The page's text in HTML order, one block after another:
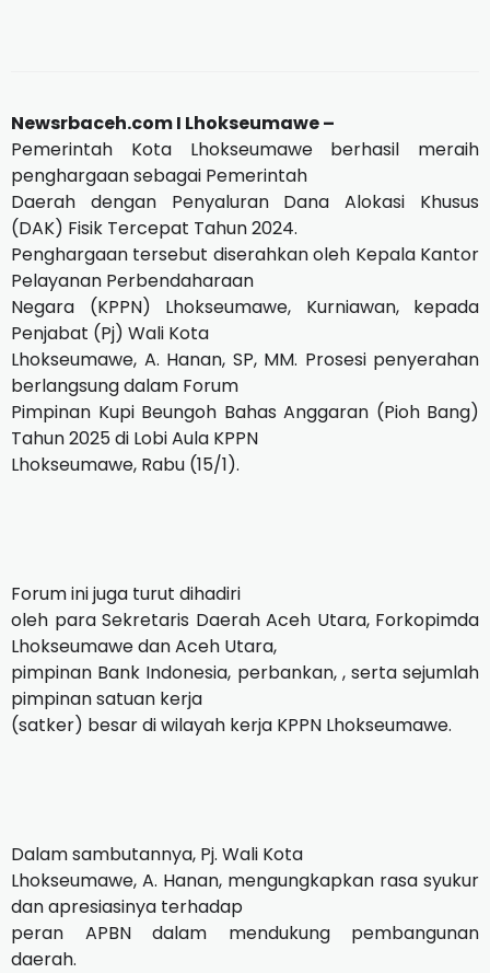
Newsrbaceh.com I Lhokseumawe –
Pemerintah Kota Lhokseumawe berhasil meraih
penghargaan sebagai Pemerintah
Daerah dengan Penyaluran Dana Alokasi Khusus
(DAK) Fisik Tercepat Tahun 2024.
Penghargaan tersebut diserahkan oleh Kepala Kantor
Pelayanan Perbendaharaan
Negara (KPPN) Lhokseumawe, Kurniawan, kepada
Penjabat (Pj) Wali Kota
Lhokseumawe, A. Hanan, SP, MM. Prosesi penyerahan
berlangsung dalam Forum
Pimpinan Kupi Beungoh Bahas Anggaran (Pioh Bang)
Tahun 2025 di Lobi Aula KPPN
Lhokseumawe, Rabu (15/1).
Forum ini juga turut dihadiri
oleh para Sekretaris Daerah Aceh Utara, Forkopimda
Lhokseumawe dan Aceh Utara,
pimpinan Bank Indonesia, perbankan, , serta sejumlah
pimpinan satuan kerja
(satker) besar di wilayah kerja KPPN Lhokseumawe.
Dalam sambutannya, Pj. Wali Kota
Lhokseumawe, A. Hanan, mengungkapkan rasa syukur
dan apresiasinya terhadap
peran APBN dalam mendukung pembangunan
daerah.